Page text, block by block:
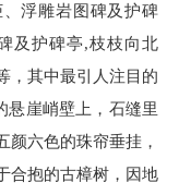
浮雕岩图碑及护碑
及护碑亭,枝枝向北
，其中最引人注目的
悬崖峭壁上，石缝里
六色的珠帘垂挂，
合抱的古樟树，因地